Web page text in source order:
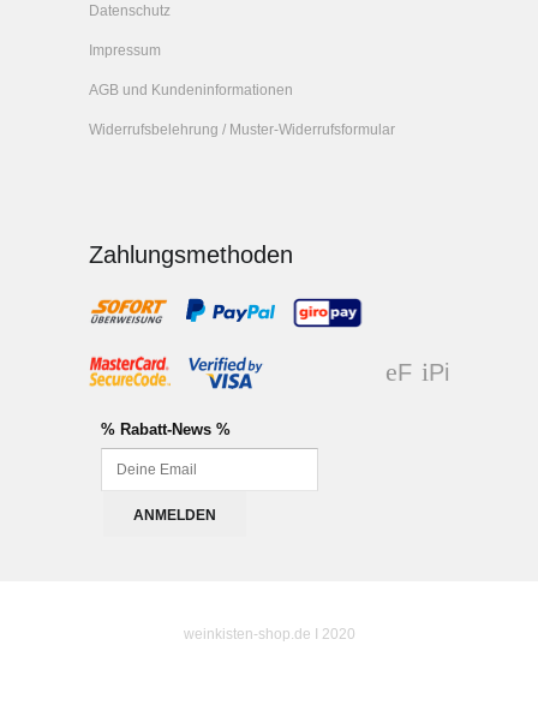
Datenschutz
Impressum
AGB und Kundeninformationen
Widerrufsbelehrung / Muster-Widerrufsformular
Zahlungsmethoden
F
Pi
% Rabatt-News %
weinkisten-shop.de I 2020